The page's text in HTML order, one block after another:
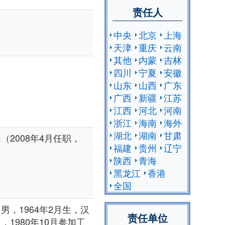
2008年4月任职，
，1964年2月生，汉
1980年10月参加工
责任人
中央 北京
上海
天津 重庆 云南
其他 内蒙 吉林
四川
宁夏 安徽
山东 山西
广东
广西 新疆 江苏
江西 河北 河南
浙江 海南 海外
湖北 湖南 甘肃
福建 贵州
辽宁
陕西 青海
黑龙江 香港
全国
责任单位